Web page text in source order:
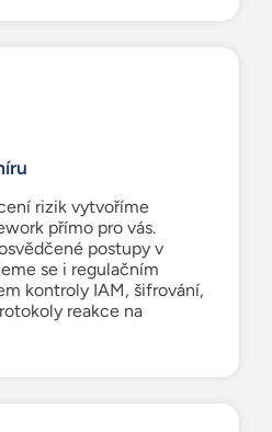
rizik vytvoříme
přímo pro vás.
postupy v
se i regulačním
kontroly IAM, šifrování,
reakce na